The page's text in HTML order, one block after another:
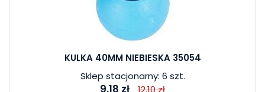
KULKA 40MM NIEBIESKA 35054
Sklep stacjonarny: 6 szt.
9,18 zł 12,10 zł